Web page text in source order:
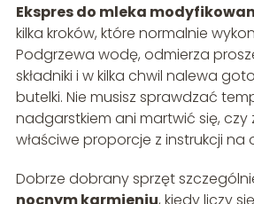
Ekspres do mleka
kilka kroków, które normalnie
Podgrzewa wodę, odmierza
składniki i w kilka chwil nalewa
butelki. Nie musisz sprawdzać
nadgarstkiem ani martwić się, czy
właściwe proporcje z instrukcji na
Dobrze dobrany sprzęt
nocnym karmieniu, kiedy liczy